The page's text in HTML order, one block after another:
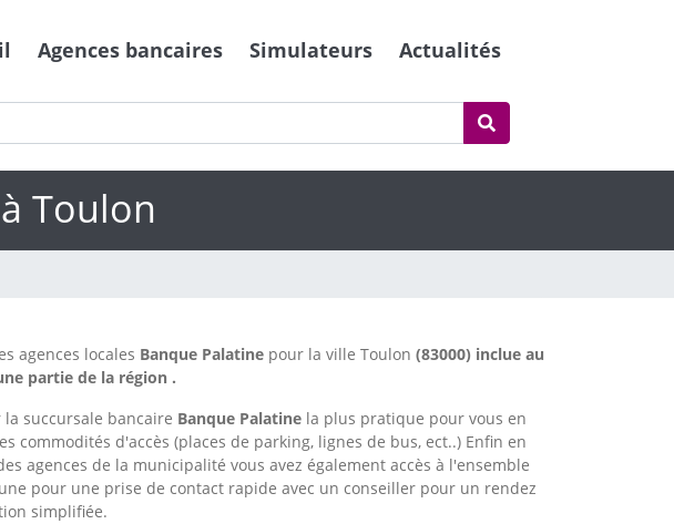
Agences bancaires Simulateurs Actualités
Toulon
agences locales Banque Palatine pour la ville Toulon (83000) inclue au
partie de la région .
succursale bancaire Banque Palatine la plus pratique pour vous en
commodités d'accès (places de parking, lignes de bus, ect..) Enfin en
agences de la municipalité vous avez également accès à l'ensemble
pour une prise de contact rapide avec un conseiller pour un rendez
simplifiée.